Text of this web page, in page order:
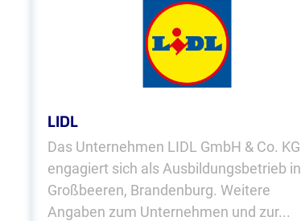
LIDL
Das Unternehmen LIDL GmbH & Co. KG
engagiert sich als Ausbildungsbetrieb in
Großbeeren, Brandenburg. Weitere
Angaben zum Unternehmen und zur...